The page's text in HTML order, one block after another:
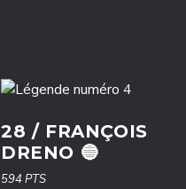
28 / FRANÇOIS
DRENO 🔵
594 PTS